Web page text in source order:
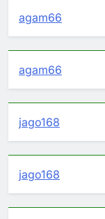
agam66
agam66
jago168
jago168